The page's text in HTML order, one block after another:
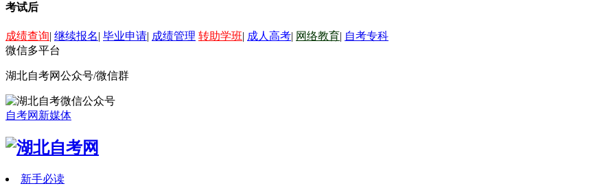
考试后
成绩查询| 继续报名| 毕业申请| 成绩管理 转助学班| 成人高考| 网络教育| 自考专科
微信多平台
湖北自考网公众号/微信群
自考网新媒体
新手必读